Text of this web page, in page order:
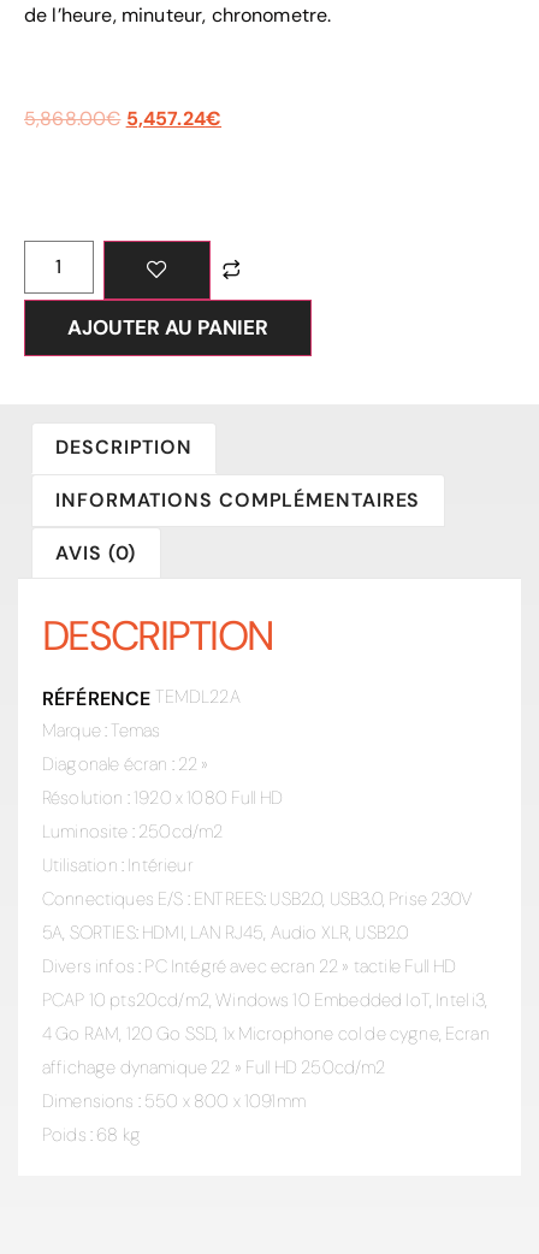
de l’heure, minuteur, chronometre.
5,868.00€ 5,457.24€
AJOUTER AU PANIER
DESCRIPTION
INFORMATIONS COMPLÉMENTAIRES
AVIS (0)
DESCRIPTION
RÉFÉRENCE TEMDL22A
Marque : Temas
Diagonale écran : 22 »
Résolution : 1920 x 1080 Full HD
Luminosite : 250cd/m2
Utilisation : Intérieur
Connectiques E/S : ENTREES: USB2.0, USB3.0, Prise 230V
5A, SORTIES: HDMI, LAN RJ45, Audio XLR, USB2.0
Divers infos : PC Intégré avec ecran 22 » tactile Full HD
PCAP 10 pts20cd/m2, Windows 10 Embedded IoT, Intel i3,
4 Go RAM, 120 Go SSD, 1x Microphone col de cygne, Ecran
affichage dynamique 22 » Full HD 250cd/m2
Dimensions : 550 x 800 x 1091mm
Poids : 68 kg